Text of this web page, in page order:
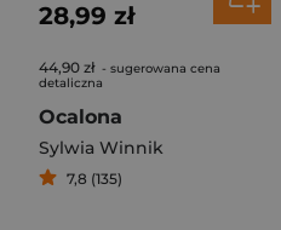
28,99 zł
44,90 zł - sugerowana cena
detaliczna
Ocalona
Sylwia Winnik
7,8 (135)